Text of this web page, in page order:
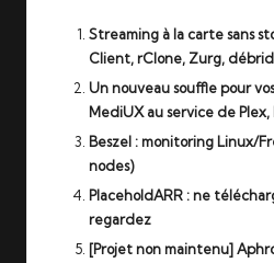
Streaming à la carte sans
Client, rClone, Zurg,
Un nouveau souffle pour
MediUX au service de
Beszel : monitoring Linux/
nodes)
PlaceholdARR : ne
regardez
[Projet non maintenu]